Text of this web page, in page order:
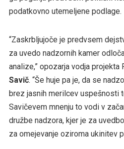
podatkovno utemeljene podlage.
“Zaskrbljujoče je predvsem
za uvedo nadzornih kamer
analize,” opozarja vodja projekta
Savič. “Še huje pa je, da se
brez jasnih merilcev uspešnosti
Savičevem mnenju to vodi v
družbe nadzora, kjer je za
za omejevanje oziroma ukinitev